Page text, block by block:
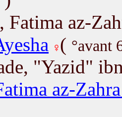
Fatima az-
( °avant
"Yazid"
az-